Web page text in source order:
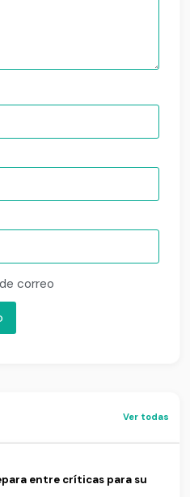
correo
Ver todas
entre críticas para su